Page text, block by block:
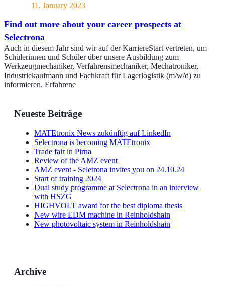
11. January 2023
Find out more about your career prospects at
Selectrona
Auch in diesem Jahr sind wir auf der KarriereStart vertreten, um
Schülerinnen und Schüler über unsere Ausbildung zum
Werkzeugmechaniker, Verfahrensmechaniker, Mechatroniker,
Industriekaufmann und Fachkraft für Lagerlogistik (m/w/d) zu
informieren. Erfahrene
Neueste Beiträge
MATEtronix News zukünftig auf LinkedIn
Selectrona is becoming MATEtronix
Trade fair in Pirna
Review of the AMZ event
AMZ event - Seletrona invites you on 24.10.24
Start of training 2024
Dual study programme at Selectrona in an interview
with HSZG
HIGHVOLT award for the best diploma thesis
New wire EDM machine in Reinholdshain
New photovoltaic system in Reinholdshain
Archive